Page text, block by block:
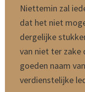
Niettemin zal
dat het niet
dergelijke
van niet ter zake
goeden naam
verdienstelijke